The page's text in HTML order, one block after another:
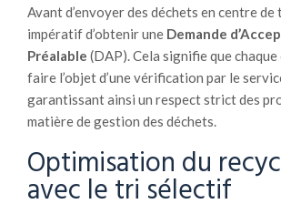
Avant d’envoyer des déchets en centre
impératif d’obtenir une Demande
Préalable (DAP). Cela signifie que
faire l’objet d’une vérification par le
garantissant ainsi un respect strict des
matière de gestion des déchets.
Optimisation du
avec le tri sélectif